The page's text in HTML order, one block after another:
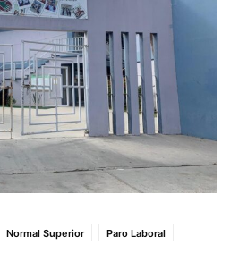
Normal Superior Paro Laboral